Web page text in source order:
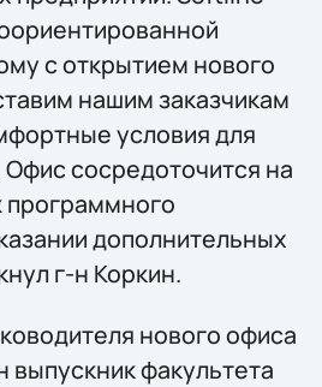
с открытием нового
нашим заказчикам
условия для
сосредоточится на
программного
дополнительных
г-н Коркин.
нового офиса
выпускник факультета